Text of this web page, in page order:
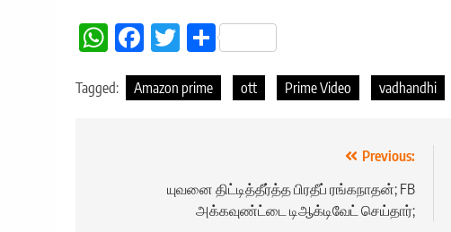
WhatsApp
Facebook
TwitterShare
Tagged: Amazon prime ott Prime Video vadhandhi
navigation
Previous:
யுவனை திட்டித்தீர்த்த பிரதீப் ரங்கநாதன்; FB
அக்கவுண்ட்டை டிஆக்டிவேட் செய்தார்;